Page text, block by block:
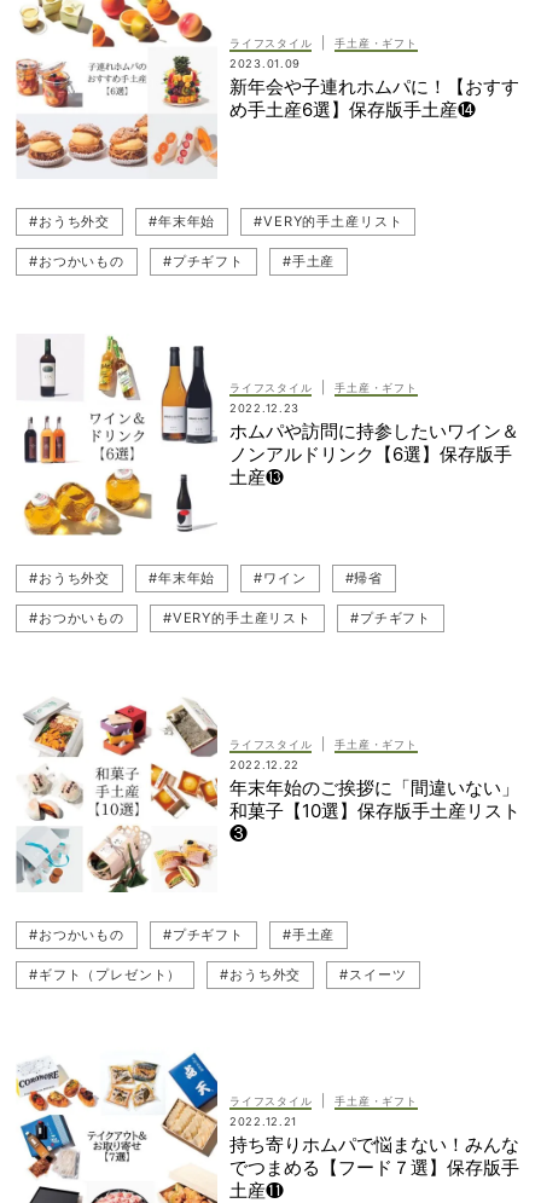
ライフスタイル
手土産・ギフト
2023.01.09
新年会や子連れホムパに！【おすす
め手土産6選】保存版手土産⓮
#おうち外交 #年末年始 #VERY的手土産リスト
#おつかいもの #プチギフト #手土産
ライフスタイル
手土産・ギフト
2022.12.23
ホムパや訪問に持参したいワイン＆
ノンアルドリンク【6選】保存版手
土産⓭
#おうち外交 #年末年始 #ワイン #帰省
#おつかいもの #VERY的手土産リスト #プチギフト
ライフスタイル
手土産・ギフト
2022.12.22
年末年始のご挨拶に「間違いない」
和菓子【10選】保存版手土産リスト
❸
#おつかいもの #プチギフト #手土産
#ギフト（プレゼント） #おうち外交 #スイーツ
ライフスタイル
手土産・ギフト
2022.12.21
持ち寄りホムパで悩まない！みんな
でつまめる【フード７選】保存版手
土産⓫